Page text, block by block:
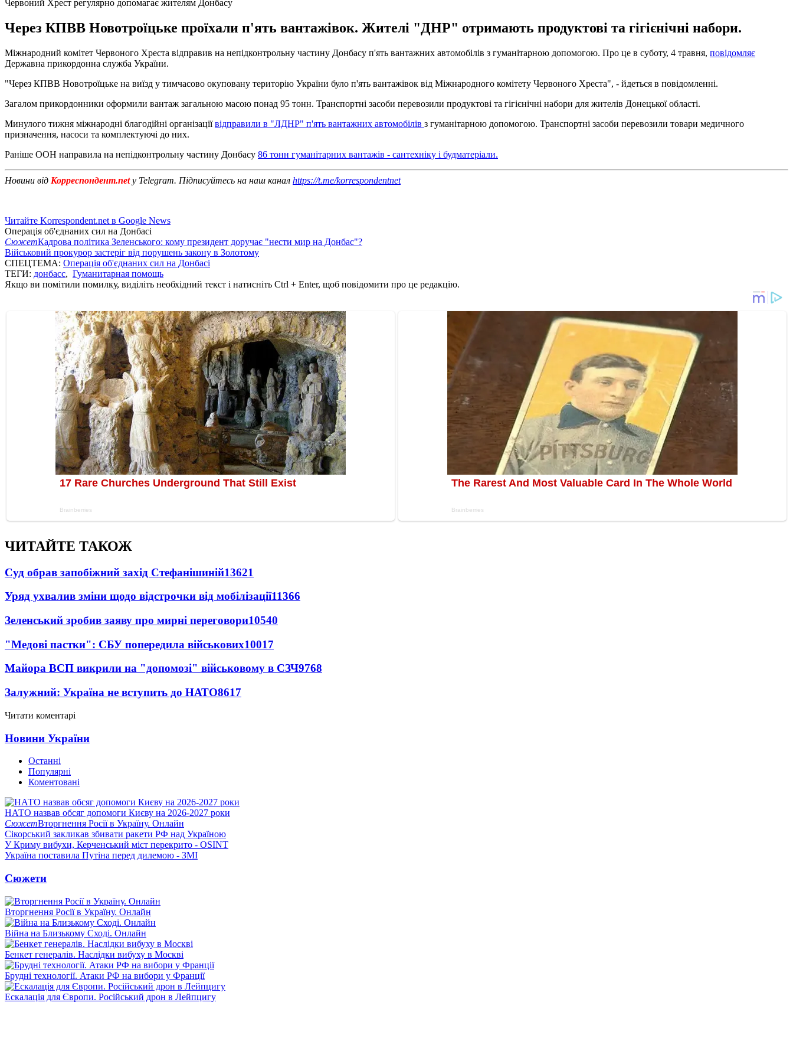
Червоний Хрест регулярно допомагає жителям Донбасу
Через КПВВ Новотроїцьке проїхали п'ять вантажівок. Жителі "ДНР" отримають продуктові та гігієнічні набори.
Міжнародний комітет Червоного Хреста відправив на непідконтрольну частину Донбасу п'ять вантажних автомобілів з гуманітарною допомогою. Про це в суботу, 4 травня, повідомляє
Державна прикордонна служба України.
"Через КПВВ Новотроїцьке на виїзд у тимчасово окуповану територію України було п'ять вантажівок від Міжнародного комітету Червоного Хреста", - йдеться в повідомленні.
Загалом прикордонники оформили вантаж загальною масою понад 95 тонн. Транспортні засоби перевозили продуктові та гігієнічні набори для жителів Донецької області.
Минулого тижня міжнародні благодійні організаціївідправили в "ЛДНР" п'ять вантажних автомобілів з гуманітарною допомогою. Транспортні засоби перевозили товари медичного
призначення, насоси та комплектуючі до них.
Раніше ООН направила на непідконтрольну частину Донбасу 86 тонн гуманітарних вантажів - сантехніку і будматеріали.
Новини від Корреспондент.netу Telegram. Підписуйтесь на наш канал https://t.me/korrespondentnet
Читайте Korrespondent.net в Google News
Операція об'єднаних сил на Донбасі
СюжетКадрова політика Зеленського: кому президент доручає "нести мир на Донбас"?
Військовий прокурор застеріг від порушень закону в Золотому
СПЕЦТЕМА: Операція об'єднаних сил на Донбасі
ТЕГИ: донбасс, Гуманитарная помощь
Якщо ви помітили помилку, виділіть необхідний текст і натисніть Ctrl + Enter, щоб повідомити про це редакцію.
ЧИТАЙТЕ ТАКОЖ
Суд обрав запобіжний захід Стефанішиній13621
Уряд ухвалив зміни щодо відстрочки від мобілізації11366
Зеленський зробив заяву про мирні переговори10540
"Медові пастки": СБУ попередила військових10017
Майора ВСП викрили на "допомозі" військовому в СЗЧ9768
Залужний: Україна не вступить до НАТО8617
Читати коментарі
Новини України
Останні
Популярні
Коментовані
НАТО назвав обсяг допомоги Києву на 2026-2027 роки
СюжетВторгнення Росії в Україну. Онлайн
Сікорський закликав збивати ракети РФ над Україною
У Криму вибухи, Керченський міст перекрито - OSINT
Україна поставила Путіна перед дилемою - ЗМІ
Сюжети
Вторгнення Росії в Україну. Онлайн
Війна на Близькому Сході. Онлайн
Бенкет генералів. Наслідки вибуху в Москві
Брудні технології. Атаки РФ на вибори у Франції
Ескалація для Європи. Російський дрон в Лейпцигу